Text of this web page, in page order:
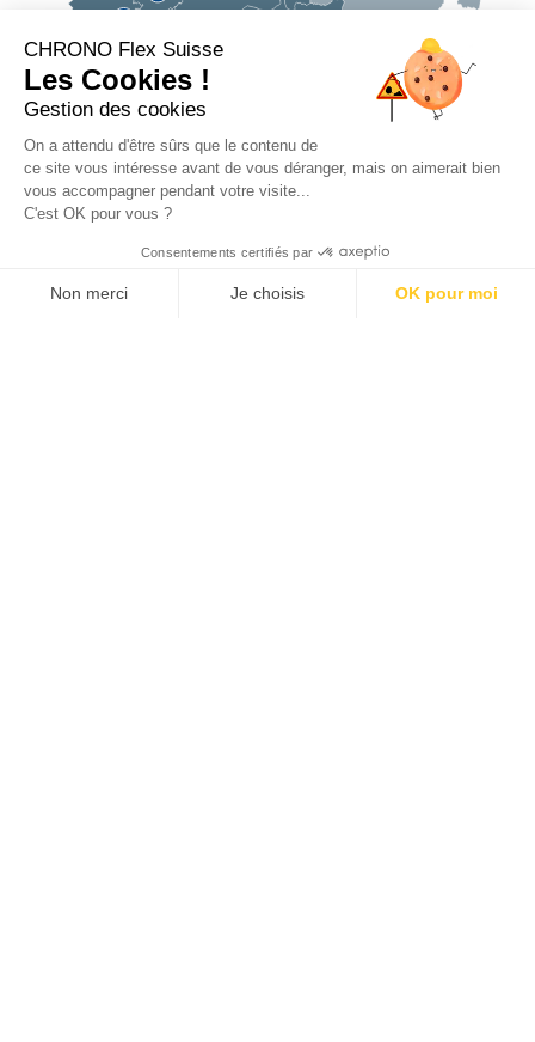
Richiesta
online
Contattateci
per maggiori particolari
CHRONO Flex Suisse
Les Cookies !
Gestion des cookies
On a attendu d'être sûrs que le contenu de
ce site vous intéresse avant de vous déranger, mais on aimerait bien
vous accompagner pendant votre visite...
C'est OK pour vous ?
Consentements certifiés par
Non merci Je choisis
OK pour moi